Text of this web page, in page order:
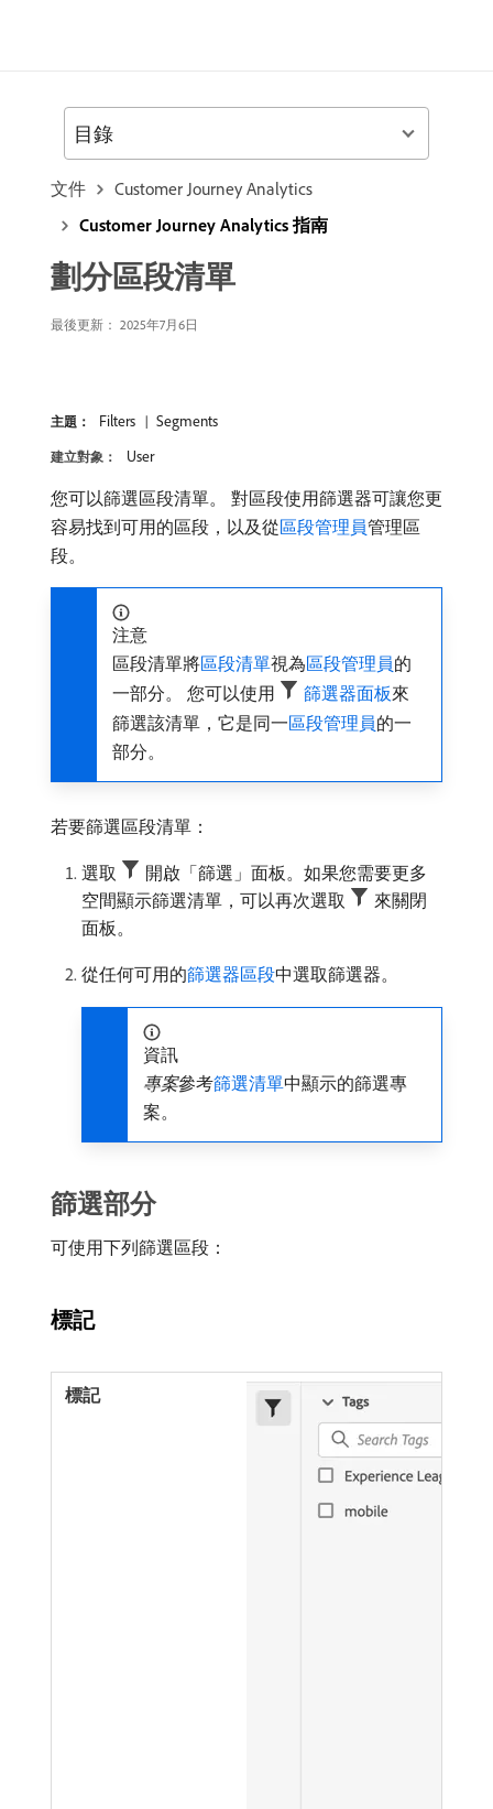
文件
Customer Journey Analytics
Customer Journey Analytics 指南
劃分區段清單
最後更新： 2025年7月6日
主題： Filters Segments
建立對象： User
您可以篩選區段清單。 對區段使用篩選器可讓您更
容易找到可用的區段，以及從區段管理員管理區
段。
注意
區段清單將區段清單視為區段管理員的
一部分。 您可以使用
篩選器面板來
篩選該清單，它是同一區段管理員的一
部分。
若要篩選區段清單：
選取
開啟「篩選」面板。如果您需要更多
空間顯示篩選清單，可以再次選取
來關閉
面板。
從任何可用的篩選器區段中選取篩選器。
資訊
專案​參考篩選清單中顯示的篩選專
案。
篩選部分
可使用下列篩選區段：
標記
目錄